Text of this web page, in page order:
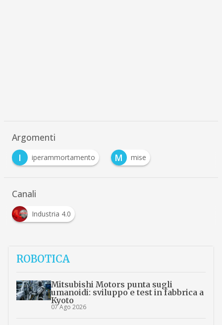
Argomenti
I
iperammortamento M mise
Canali
Industria 4.0
ROBOTICA
Mitsubishi Motors punta sugli
umanoidi: sviluppo e test in fabbrica a
Kyoto
07 Ago 2026